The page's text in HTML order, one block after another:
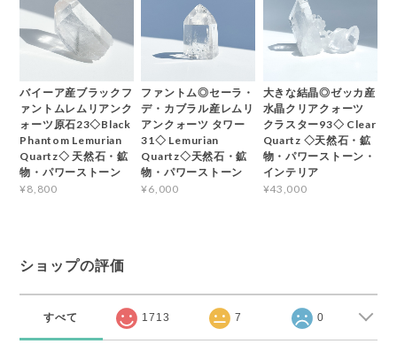
バイーア産ブラックフ
ァントムレムリアンク
ォーツ原石23◇Black
Phantom Lemurian
Quartz◇ 天然石・鉱
物・パワーストーン
¥8,800
ファントム◎セーラ・
デ・カブラル産レムリ
アンクォーツ タワー
31◇ Lemurian
Quartz◇天然石・鉱
物・パワーストーン
¥6,000
大きな結晶◎ゼッカ産
水晶クリアクォーツ
クラスター93◇ Clear
Quartz ◇天然石・鉱
物・パワーストーン・
インテリア
¥43,000
ショップの評価
すべて 1713 7 0